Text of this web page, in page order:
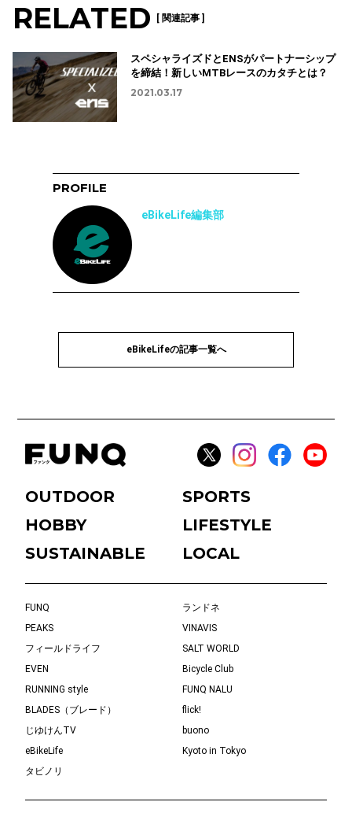
RELATED [ 関連記事 ]
スペシャライズドとENSがパートナーシップ
を締結！新しいMTBレースのカタチとは？
2021.03.17
PROFILE
eBikeLife編集部
eBikeLifeの記事一覧へ
OUTDOOR
SPORTS
HOBBY
LIFESTYLE
SUSTAINABLE
LOCAL
FUNQ
ランドネ
PEAKS
VINAVIS
フィールドライフ
SALT WORLD
EVEN
Bicycle Club
RUNNING style
FUNQ NALU
BLADES（ブレード）
flick!
じゆけんTV
buono
eBikeLife
Kyoto in Tokyo
タビノリ